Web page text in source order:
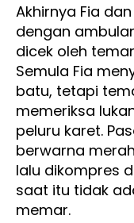
Akhirnya Fia
dengan
dicek oleh
Semula Fia
batu, tetapi
memeriksa
peluru karet.
berwarna
lalu dikompres
saat itu tidak
memar.